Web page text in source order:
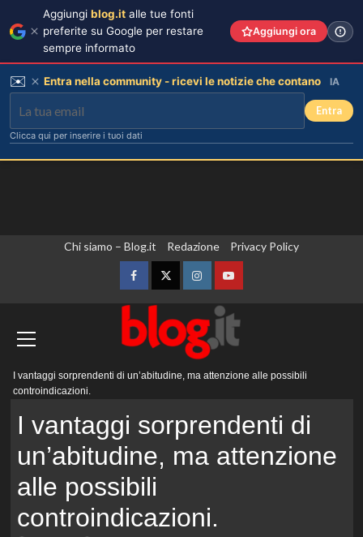
Chi siamo – Blog.it Redazione Privacy Policy
FacebookTwitterInstagramYouTube
principale
I vantaggi sorprendenti di un’abitudine, ma attenzione alle possibili
controindicazioni.
I vantaggi sorprendenti di
un’abitudine, ma attenzione
alle possibili
controindicazioni.
Aggiungi blog.it alle tue fonti
preferite su Google per restare
sempre informato
Aggiungi ora
✉️ Entra nella community - ricevi le notizie che contano IA
Entra
Clicca qui per inserire i tuoi dati